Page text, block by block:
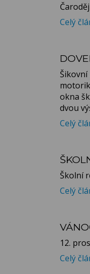
Celý
okna
dvou
Celý
Školní
Celý
12.
Celý